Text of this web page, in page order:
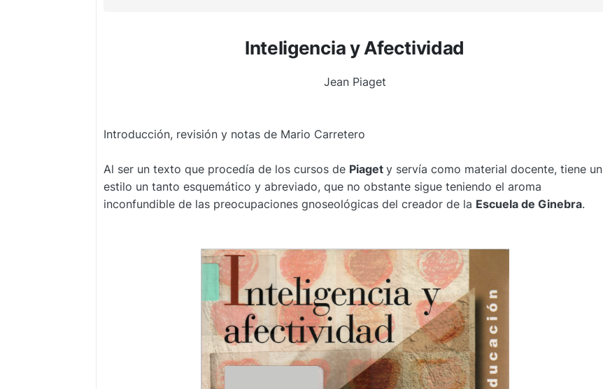
Inteligencia y Afectividad
Jean Piaget
Introducción, revisión y notas de Mario Carretero
Al ser un texto que procedía de los cursos de Piaget y servía como material docente, tiene un
estilo un tanto esquemático y abreviado, que no obstante sigue teniendo el aroma
inconfundible de las preocupaciones gnoseológicas del creador de la Escuela de Ginebra.